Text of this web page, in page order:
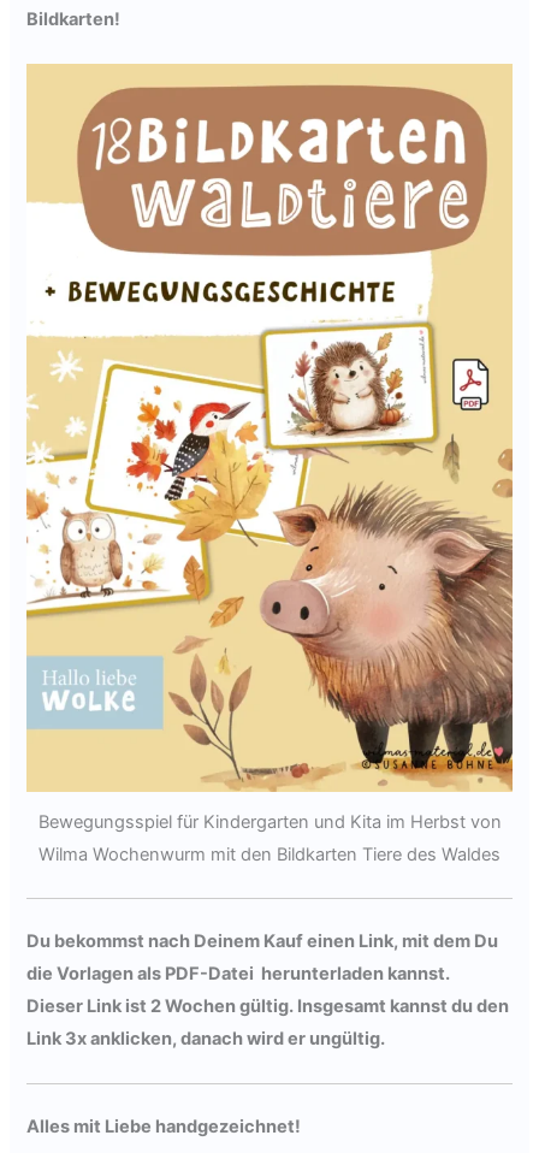
Bildkarten!
Bewegungsspiel für Kindergarten und Kita im Herbst von
Wilma Wochenwurm mit den Bildkarten Tiere des Waldes
Du bekommst nach Deinem Kauf einen Link, mit dem Du
die Vorlagen als PDF-Datei herunterladen kannst.
Dieser Link ist 2 Wochen gültig. Insgesamt kannst du den
Link 3x anklicken, danach wird er ungültig.
Alles mit Liebe handgezeichnet!